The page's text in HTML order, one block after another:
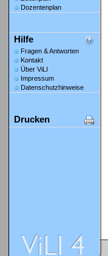
Dozentenplan
Hilfe
Fragen & Antworten
Kontakt
Über ViLI
Impressum
Datenschutzhinweise
Drucken